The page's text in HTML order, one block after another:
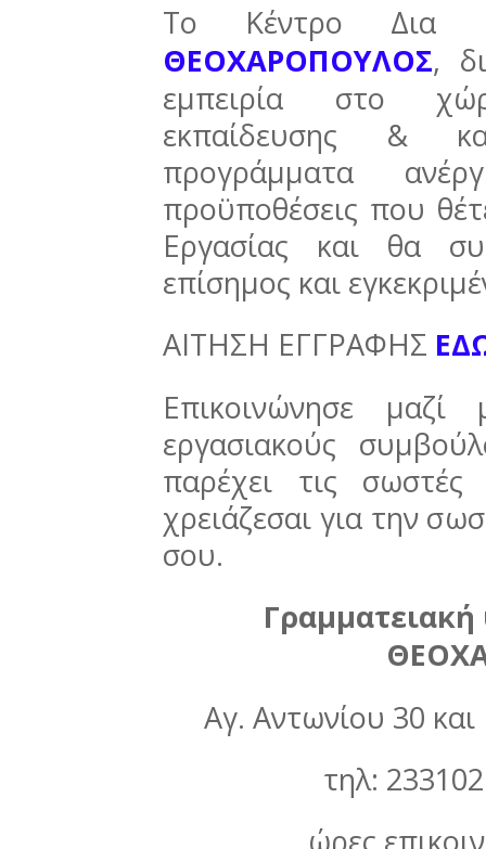
Το Κέντρο Δια
ΘΕΟΧΑΡΟΠΟΥΛΟΣ,
εμπειρία στο
εκπαίδευσης &
προγράμματα
προϋποθέσεις που
Εργασίας και θα
επίσημος και
ΑΙΤΗΣΗ ΕΓΓΡΑΦΗΣ
Επικοινώνησε
εργασιακούς
παρέχει τις
χρειάζεσαι για την
σου.
Αγ. Αντωνίου 30
τηλ:
ώρες